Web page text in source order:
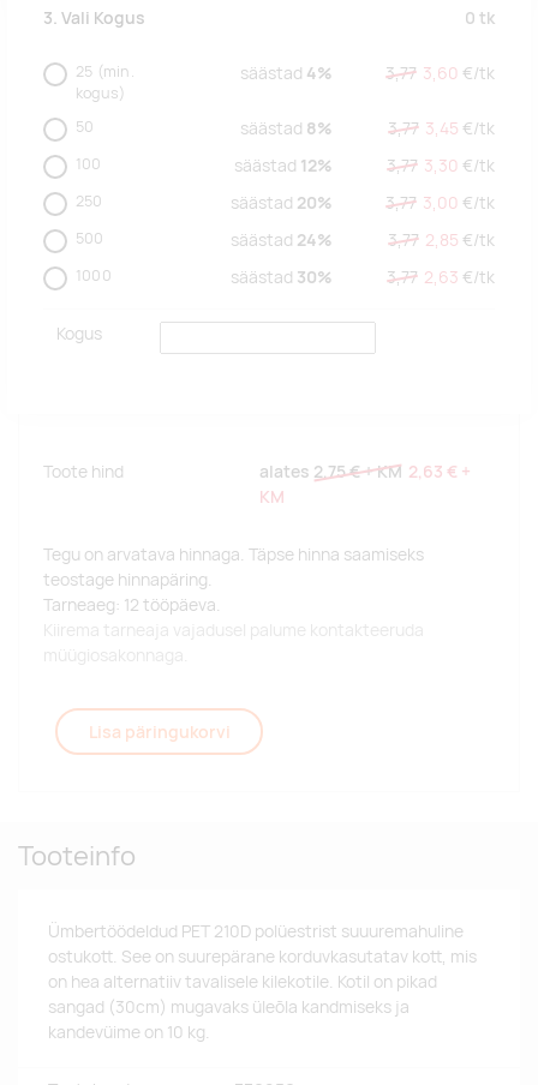
3. Vali Kogus 0 tk
25 (min.
kogus)
säästad 4% 3,77 3,60 €/tk
50 säästad 8% 3,77 3,45 €/tk
100 säästad 12% 3,77 3,30 €/tk
250 säästad 20% 3,77 3,00 €/tk
500 säästad 24% 3,77 2,85 €/tk
1000 säästad 30% 3,77 2,63 €/tk
Kogus
Toote hind alates 2,75 €+ KM 2,63 € +
KM
Tegu on arvatava hinnaga. Täpse hinna saamiseks
teostage hinnapäring.
Tarneaeg: 12 tööpäeva.
Kiirema tarneaja vajadusel palume kontakteeruda
müügiosakonnaga.
Lisa päringukorvi
Tooteinfo
Ümbertöödeldud PET 210D polüestrist suuuremahuline
ostukott. See on suurepärane korduvkasutatav kott, mis
on hea alternatiiv tavalisele kilekotile. Kotil on pikad
sangad (30cm) mugavaks üleõla kandmiseks ja
kandevüime on 10 kg.